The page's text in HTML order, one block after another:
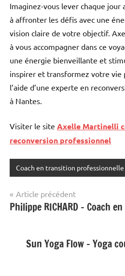
Imaginez-vous lever chaque jour
à affronter les défis avec une
vision claire de votre objectif.
à vous accompagner dans ce
une énergie bienveillante et
inspirer et transformez votre vie
l’aide d’une experte en
à Nantes.
Visiter le site Axelle Martinelli
reconversion professionnel
Coach en transition professionnelle
Navigation
de
Article précédent
Philippe RICHARD – Coach
Sun Yoga Flow – Yoga